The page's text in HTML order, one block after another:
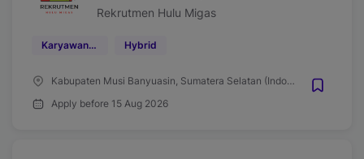
Rekrutmen Hulu Migas
Karyawan Kontrak Hybrid
Kabupaten Musi Banyuasin, Sumatera Selatan (Indonesia)
Apply before 15 Aug 2026